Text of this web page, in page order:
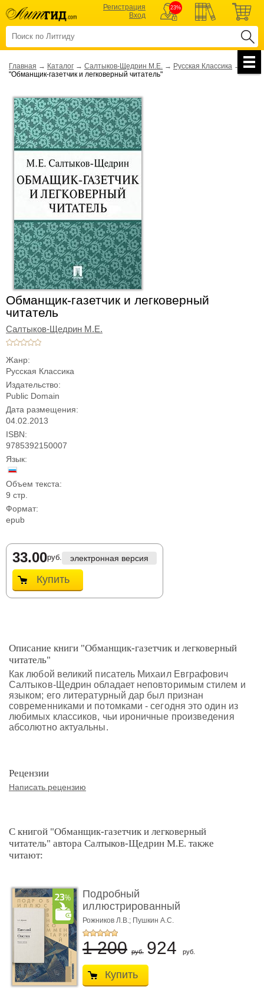
Регистрация
Вход
23%
Главная → Каталог → Салтыков-Щедрин М.Е. → Русская Классика →
"Обманщик-газетчик и легковерный читатель"
Обманщик-газетчик и легковерный
читатель
Салтыков-Щедрин М.Е.
Жанр:
Русская Классика
Издательство:
Public Domain
Дата размещения:
04.02.2013
ISBN:
9785392150007
Язык:
Объем текста:
9 стр.
Формат:
epub
33.00руб. электронная версия
Купить
Описание книги "Обманщик-газетчик и легковерный
читатель"
Как любой великий писатель Михаил Евграфович
Салтыков-Щедрин обладает неповторимым стилем и
языком; его литературный дар был признан
современниками и потомками - сегодня это один из
любимых классиков, чьи ироничные произведения
абсолютно актуальны.
Рецензии
Написать рецензию
С книгой "Обманщик-газетчик и легковерный
читатель" автора Салтыков-Щедрин М.Е. также
читают:
Подробный
иллюстрированный
комментарий к ром� ...
Рожников Л.В.; Пушкин А.С.
1 200 руб. 924 руб.
Купить